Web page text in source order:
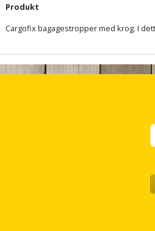
Produkt
Cargofix bagagestropper med krog. I
c